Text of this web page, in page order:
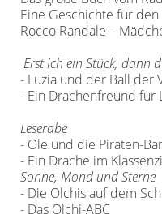
Eine Geschichte für den
Rocco Randale –
Erst ich ein Stück, dann
- Luzia und der Ball der
- Ein Drachenfreund für
Leserabe
- Ole und die Piraten-
- Ein Drache im
Sonne, Mond und Sterne
- Die Olchis auf dem
- Das Olchi-ABC